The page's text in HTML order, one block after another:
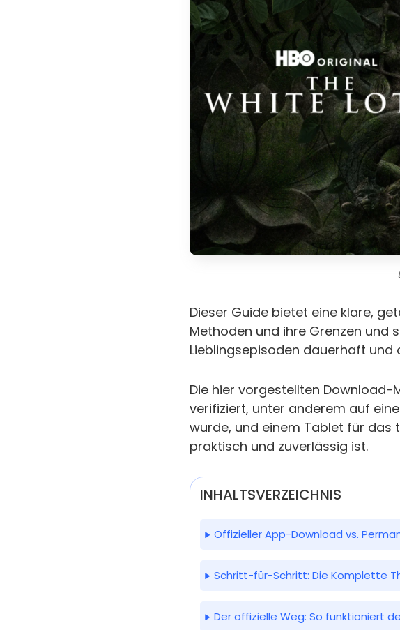
Dieser Guide bietet eine klare,
Methoden und ihre Grenzen und
Lieblingsepisoden dauerhaft und
Die hier vorgestellten Download-
verifiziert, unter anderem auf
wurde, und einem Tablet für das
praktisch und zuverlässig ist.
INHALTSVERZEICHNIS
Offizieller App-Download vs.
Schritt-für-Schritt: Die Komplette
Der offizielle Weg: So funktioniert